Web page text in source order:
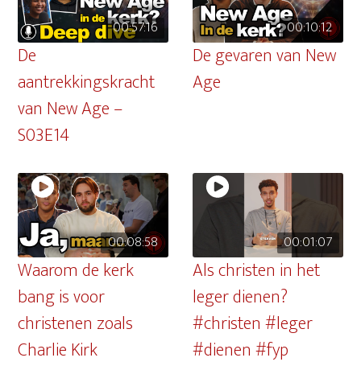
00:57:16
De
aantrekkingskracht
van New Age –
S03E14
00:10:12
De gevaren van New
Age
00:08:58
Waarom de kerk
bang is voor
christenen zoals
Charlie Kirk
00:01:07
Als christen in het
leger dienen?
#christen #leger
#dienen #fyp